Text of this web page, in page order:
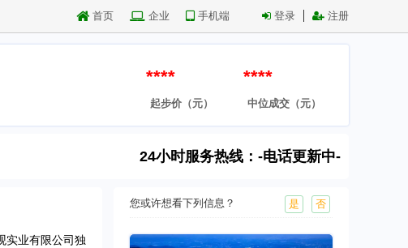
登录 注册
首页 企业 手机端
**** ****
起步价（元） 中位成交（元）
24小时服务热线：-电话更新中-
实业有限公司独
您或许想看下列信息？ 是 否